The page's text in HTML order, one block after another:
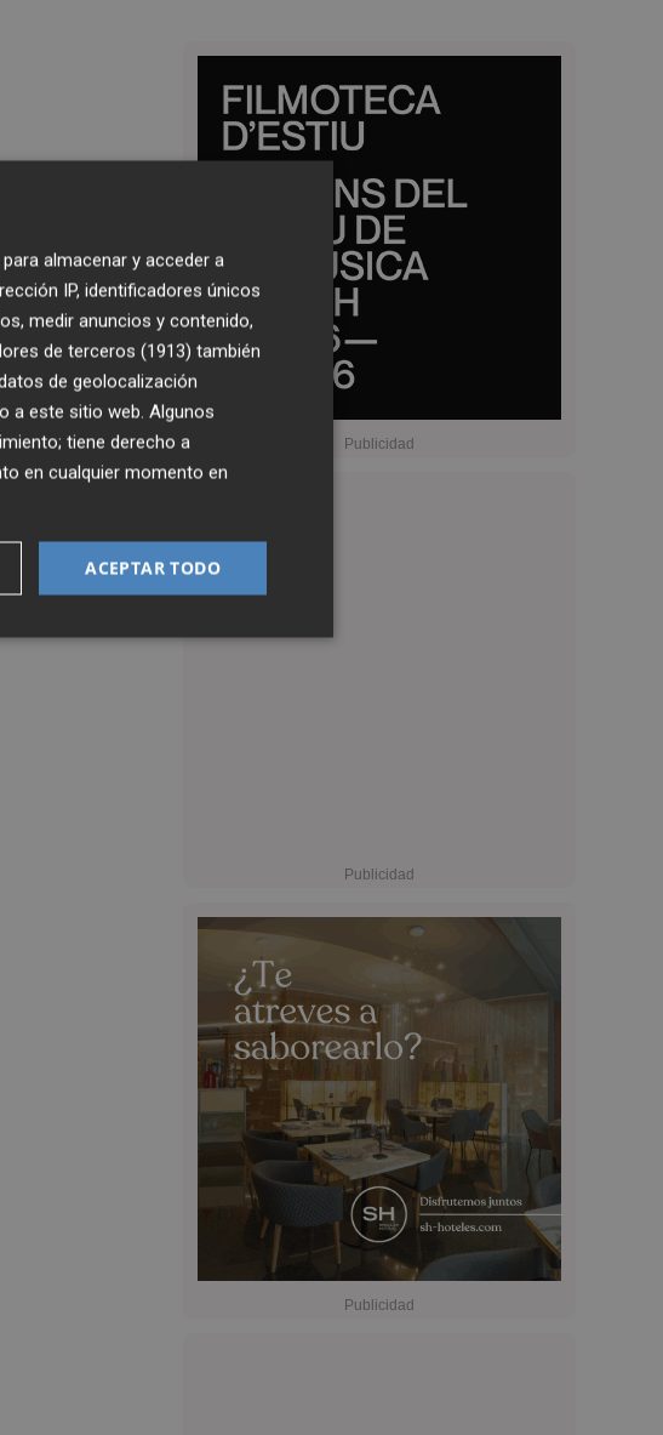
almacenar y acceder a
IP, identificadores únicos
medir anuncios y contenido,
de terceros (1913) también
de geolocalización
a este sitio web. Algunos
tiene derecho a
en cualquier momento en
ACEPTAR TODO